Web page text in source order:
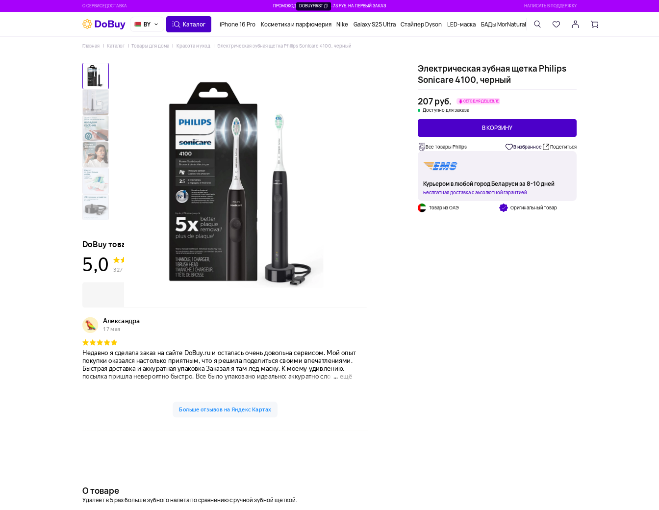
О СЕРВИСЕДОСТАВКА ПРОМОКОД DOBUYFIRST -73 РУБ. НА ПЕРВЫЙ ЗАКАЗ НАПИСАТЬ В ПОДДЕРЖКУ
BY Каталог iPhone 16 Pro Косметика и парфюмерия Nike Galaxy S25 Ultra Стайлер Dyson LED-маска БАДы MorNatural
Главная Каталог Товары для дома Красота и уход Электрическая зубная щетка Philips Sonicare 4100, черный
Электрическая зубная щетка Philips
Sonicare 4100, черный
207 руб.
СЕГОДНЯ ДЕШЕВЛЕ
Доступно для заказа
В КОРЗИНУ
Все товары Philips В избранное Поделиться
Курьером в любой город Беларуси за 8-10 дней
Бесплатная доставка с абсолютной гарантией
Товар из ОАЭ Оригинальный товар
О товаре
Удаляет в 5 раз больше зубного налета по сравнению с ручной зубной щеткой.